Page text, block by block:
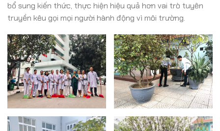
bổ sung kiến thức, thực hiện hiệu quả hơn vai trò tuyên
truyền kêu gọi mọi người hành động vì môi trường.